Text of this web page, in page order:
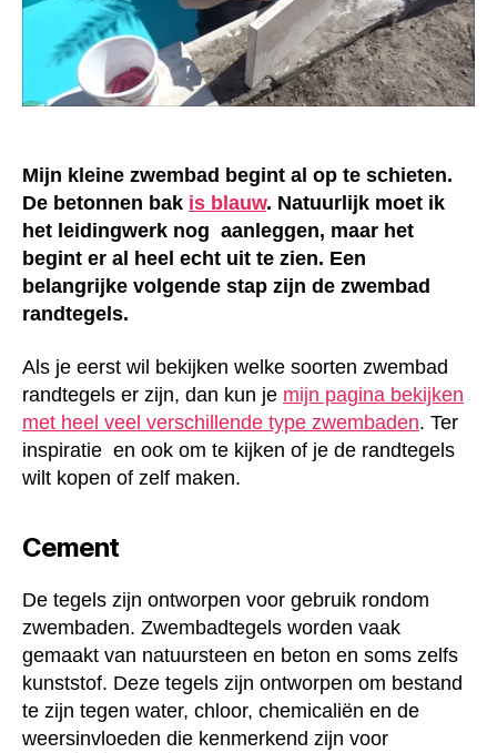
Mijn kleine zwembad begint al op te schieten.
De betonnen bak is blauw. Natuurlijk moet ik
het leidingwerk nog aanleggen, maar het
begint er al heel echt uit te zien. Een
belangrijke volgende stap zijn de zwembad
randtegels.
Als je eerst wil bekijken welke soorten zwembad
randtegels er zijn, dan kun je mijn pagina bekijken
met heel veel verschillende type zwembaden. Ter
inspiratie en ook om te kijken of je de randtegels
wilt kopen of zelf maken.
Cement
De tegels zijn ontworpen voor gebruik rondom
zwembaden. Zwembadtegels worden vaak
gemaakt van natuursteen en beton en soms zelfs
kunststof. Deze tegels zijn ontworpen om bestand
te zijn tegen water, chloor, chemicaliën en de
weersinvloeden die kenmerkend zijn voor